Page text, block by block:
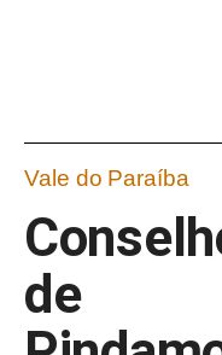
Vale do Paraíba
de